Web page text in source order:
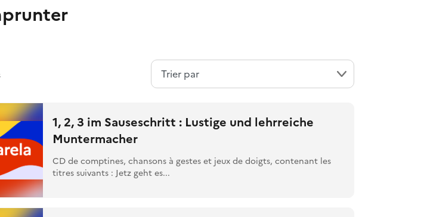
1, 2, 3 im Sauseschritt : Lustige und lehrreiche
Muntermacher
CD de comptines, chansons à gestes et jeux de doigts, contenant les
titres suivants : Jetz geht es...